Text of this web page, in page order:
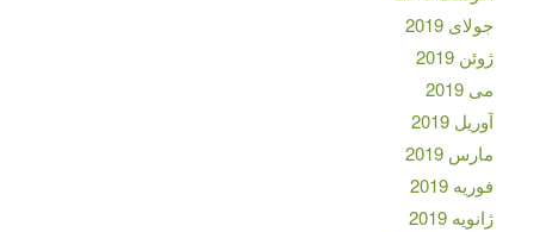
جولای 2019
ژوئن 2019
می 2019
آوریل 2019
مارس 2019
فوریه 2019
ژانویه 2019